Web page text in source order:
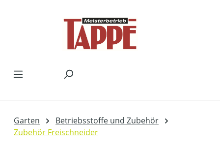
Garten
Betriebsstoffe und Zubehör
Zubehör Freischneider